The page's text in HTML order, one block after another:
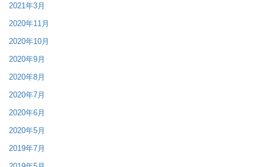
2021年3月
2020年11月
2020年10月
2020年9月
2020年8月
2020年7月
2020年6月
2020年5月
2019年7月